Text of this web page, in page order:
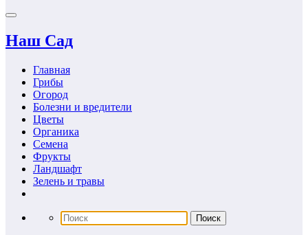
Наш Сад
Главная
Грибы
Огород
Болезни и вредители
Цветы
Органика
Семена
Фрукты
Ландшафт
Зелень и травы